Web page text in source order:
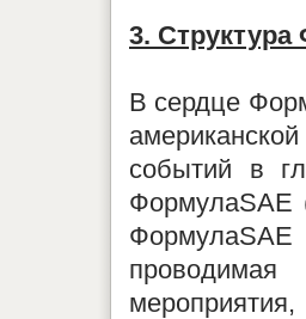
3.
В сердце
событий в